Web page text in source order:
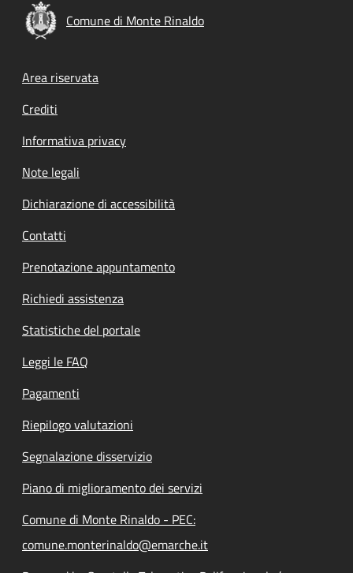
Comune di Monte Rinaldo
Footer menu
Area riservata
Crediti
Informativa privacy
Note legali
Dichiarazione di accessibilità
Contatti
Prenotazione appuntamento
Richiedi assistenza
Statistiche del portale
Leggi le FAQ
Pagamenti
Riepilogo valutazioni
Segnalazione disservizio
Piano di miglioramento dei servizi
Comune di Monte Rinaldo - PEC:
comune.monterinaldo@emarche.it